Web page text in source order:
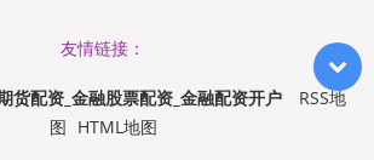
友情链接：
货配资_金融股票配资_金融配资开户
RSS地
图 HTML地图